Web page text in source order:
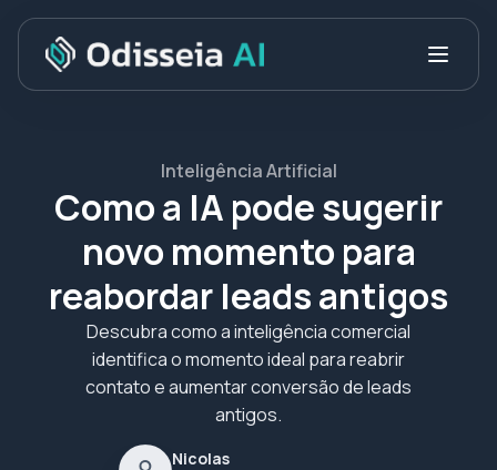
Inteligência Artificial
Como a IA pode sugerir
novo momento para
reabordar leads antigos
Descubra como a inteligência comercial
identifica o momento ideal para reabrir
contato e aumentar conversão de leads
antigos.
Nicolas